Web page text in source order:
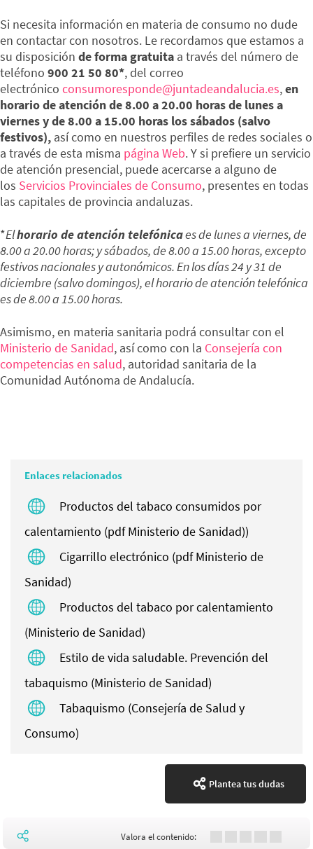
Si necesita información en materia de consumo no dude
en contactar con nosotros. Le recordamos que estamos a
su disposición de forma gratuita a través del número de
teléfono 900 21 50 80*, del correo
electrónico consumoresponde@juntadeandalucia.es,en
horario de atención de 8.00 a 20.00 horas de lunes a
viernes y de 8.00 a 15.00 horas los sábados (salvo
festivos), así como en nuestros perfiles de redes sociales o
a través de esta misma página Web. Y si prefiere un servicio
de atención presencial, puede acercarse a alguno de
los Servicios Provinciales de Consumo, presentes en todas
las capitales de provincia andaluzas.
*Elhorario de atención telefónicaes de lunes a viernes, de
8.00 a 20.00 horas; y sábados, de 8.00 a 15.00 horas, excepto
festivos nacionales y autonómicos. En los días 24 y 31 de
diciembre (salvo domingos), el horario de atención telefónica
es de 8.00 a 15.00 horas.
Asimismo, en materia sanitaria podrá consultar con el
Ministerio de Sanidad, así como con la Consejería con
competencias en salud, autoridad sanitaria de la
Comunidad Autónoma de Andalucía.
Enlaces relacionados
Productos del tabaco consumidos por
calentamiento (pdf Ministerio de Sanidad))
Cigarrillo electrónico (pdf Ministerio de
Sanidad)
Productos del tabaco por calentamiento
(Ministerio de Sanidad)
Estilo de vida saludable. Prevención del
tabaquismo (Ministerio de Sanidad)
Tabaquismo (Consejería de Salud y
Consumo)
Plantea tus dudas
Valora el contenido: